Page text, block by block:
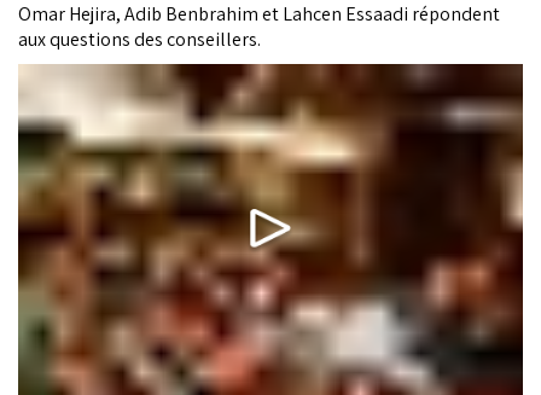
Omar Hejira, Adib Benbrahim et Lahcen Essaadi répondent
aux questions des conseillers.